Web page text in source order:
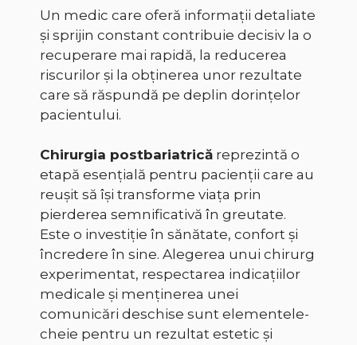
Un medic care oferă informații detaliate
și sprijin constant contribuie decisiv la o
recuperare mai rapidă, la reducerea
riscurilor și la obținerea unor rezultate
care să răspundă pe deplin dorințelor
pacientului.
Chirurgia postbariatrică reprezintă o
etapă esențială pentru pacienții care au
reușit să își transforme viața prin
pierderea semnificativă în greutate.
Este o investiție în sănătate, confort și
încredere în sine. Alegerea unui chirurg
experimentat, respectarea indicațiilor
medicale și menținerea unei
comunicări deschise sunt elementele-
cheie pentru un rezultat estetic și